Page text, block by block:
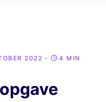
2022 - 4 MIN